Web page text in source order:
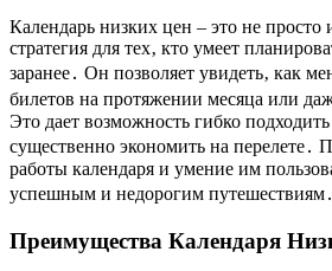
Календарь низких цен – это не просто
стратегия для тех‚ кто умеет
заранее․ Он позволяет увидеть‚ как
билетов на протяжении месяца или
Это дает возможность гибко
существенно экономить на
работы календаря и умение им
успешным и недорогим путешествиям․
Преимущества Календаря